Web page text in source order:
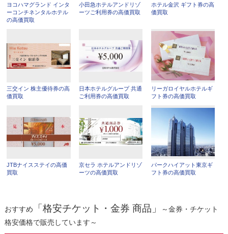
ヨコハマグランド インタ
ーコンチネンタルホテル
の高価買取
小田急ホテルアンドリゾ
ーツご利用券の高価買取
ホテル金沢 ギフト券の高
価買取
三交イン 株主優待券の高
価買取
日本ホテルグループ 共通
ご利用券の高価買取
リーガロイヤルホテルギ
フト券の高価買取
JTBナイスステイの高価
買取
京セラ ホテルアンドリゾ
ーツの高価買取
パークハイアット東京ギ
フト券の高価買取
おすすめ 「格安チケット・金券 商品」
～金券・チケット
格安価格で販売しています～